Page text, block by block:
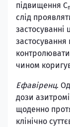
підвищення С
слід
застосування
чином
Ефавіренц.
дози
щоденно
клінічно